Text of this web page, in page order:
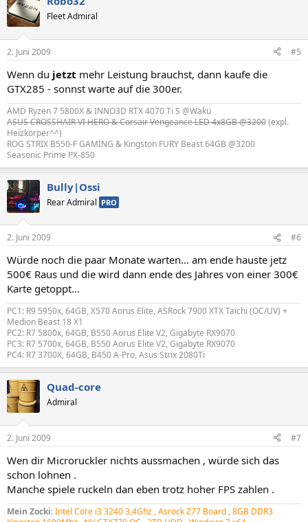
Fleet Admiral
2. Juni 2009 #5
Wenn du jetzt mehr Leistung brauchst, dann kaufe die
GTX285 - sonnst warte auf die 300er.
AMD Ryzen 7 5800X & INNO3D RTX 4070 Ti S @Wakü
ASUS CROSSHAIR VI HERO & Corsair Vengeance LED 4x8GB @3200(expl.
Heizkörper^^)
ROG STRIX B550-F GAMING & Kingston FURY Beast 64GB @3200
Seasonic Prime PX-850
Bully|Ossi
Rear Admiral PRO
2. Juni 2009 #6
Würde noch die paar Monate warten... am ende hauste jetz
500€ Raus und die wird dann ende des Jahres von einer 300€
Karte getoppt...
PC1: R9 5950x, 64GB, X570 Aorus Elite, ASRock 7900 XTX Taichi (OC/UV) +
Medion Beast 18 X1
PC2: R7 5800x, 64GB, B550 Aorus Elite V2, Gigabyte RX9070
PC3: R7 5700x, 64GB, B550 Aorus Elite V2, Gigabyte RX9070
PC4: R7 3700X, 64GB, B450 A-Pro, Asus Strix 2080Ti
Quad-core
Admiral
2. Juni 2009 #7
Wen dir Microruckler nichts aussmachen , würde sich das
schon lohnen .
Manche spiele ruckeln dan eben trotz hoher FPS zahlen .
Mein Zocki:Intel Core i3 3240 3,4Ghz , Asrock Z77 Board , 8GB DDR3